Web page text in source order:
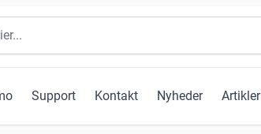
Support Kontakt Nyheder Artikler